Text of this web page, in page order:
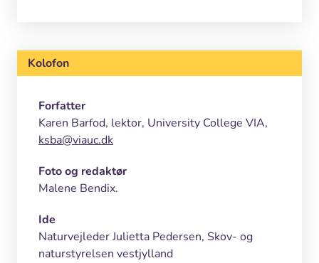
spørgsmål og respons
forskellige ordklasser
Kolofon
Forfatter
Karen Barfod, lektor, University College VIA,
ksba@viauc.dk
Foto og redaktør
Malene Bendix.
Ide
Naturvejleder Julietta Pedersen, Skov- og
naturstyrelsen vestjylland